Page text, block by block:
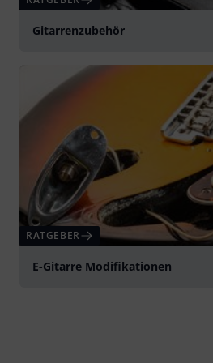
Gitarrenzubehör
RATGEBER
E-Gitarre Modifikationen